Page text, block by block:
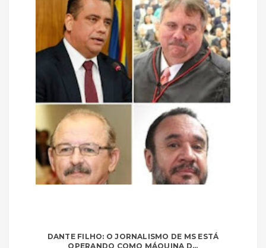
DANTE FILHO: O JORNALISMO DE MS ESTÁ
OPERANDO COMO MÁQUINA D...